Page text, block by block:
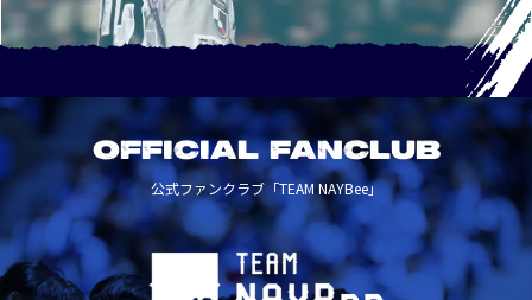
OFFICIAL FANCLUB
公式ファンクラブ「TEAM NAYBee」